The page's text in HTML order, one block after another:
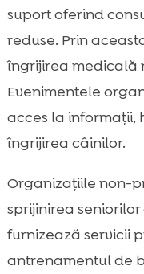
suport oferind
reduse. Prin
îngrijirea medicală
Evenimentele
acces la informații,
îngrijirea câinilor.
Organizațiile non-
sprijinirea
furnizează servicii
antrenamentul de